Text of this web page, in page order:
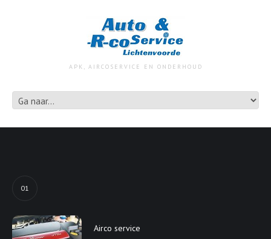
APK, AIRCOSERVICE EN ONDERHOUD
01
Airco service